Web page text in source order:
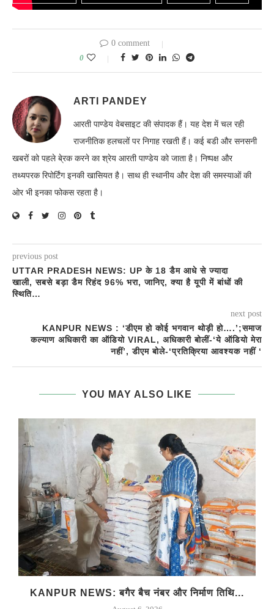
0 comment
0
ARTI PANDEY
आरती पाण्डेय वेबसाइट की संपादक हैं। यह देश में चल रही
राजनीतिक हलचलों पर निगाह रखती हैं। कई बडी और सनसनी
खबरों को पहले बे्रक करने का श्रेय आरती पाण्डेय को जाता है। निष्पक्ष और
तथ्यपरक रिपोर्टिंग इनकी खासियत है। साथ ही स्थानीय और देश की समस्याओं की
ओर भी इनका फोकस रहता है।
previous post
UTTAR PRADESH NEWS: UP के 18 डैम आधे से ज्यादा
खाली, सबसे बड़ा डैम रिहंद 96% भरा, जानिए, क्या है यूपी में बांधों की
स्थिति…
next post
KANPUR NEWS : ‘डीएम हो कोई भगवान थोड़ी हो….’;समाज
कल्याण अधिकारी का ऑडियो VIRAL, अधिकारी बोलीं-‘ये ऑडियो मेरा
नहीं’, डीएम बोले-‘प्रतिक्रिया आवश्यक नहीं ‘
YOU MAY ALSO LIKE
KANPUR NEWS: बगैर बैच नंबर और निर्माण तिथि...